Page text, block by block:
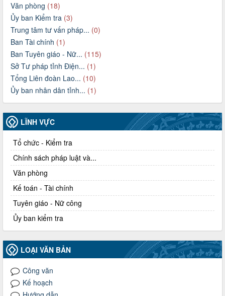
Văn phòng (18)
Ủy ban Kiểm tra (3)
Trung tâm tư vấn pháp... (0)
Ban Tài chính (1)
Ban Tuyên giáo - Nữ... (115)
Sở Tư pháp tỉnh Điện... (1)
Tổng Liên đoàn Lao... (10)
Ủy ban nhân dân tỉnh... (1)
LĨNH VỰC
Tổ chức - Kiểm tra
Chính sách pháp luật và...
Văn phòng
Kế toán - Tài chính
Tuyên giáo - Nữ công
Ủy ban kiểm tra
LOẠI VĂN BẢN
Công văn
Kế hoạch